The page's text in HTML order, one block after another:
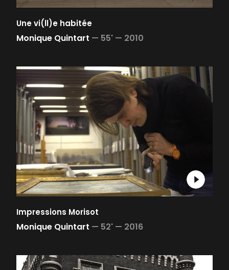
Une vi(ll)e habitée
Monique Quintart — 55' — 2010
Impressions Morisot
Monique Quintart — 52' — 2016